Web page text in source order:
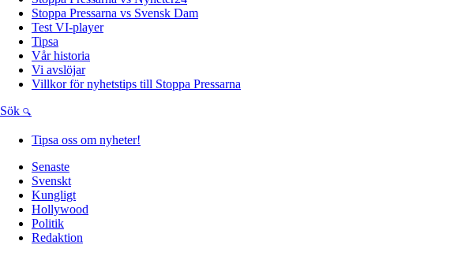
Stoppa Pressarna vs Svensk Dam
Test VI-player
Tipsa
Vår historia
Vi avslöjar
Villkor för nyhetstips till Stoppa Pressarna
Sök
Tipsa oss om nyheter!
Senaste
Svenskt
Kungligt
Hollywood
Politik
Redaktion